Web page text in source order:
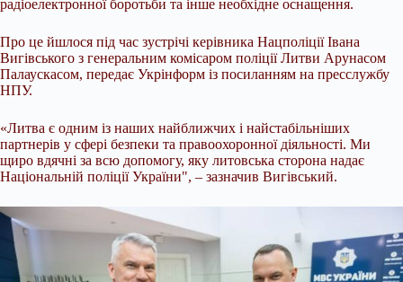
радіоелектронної боротьби та інше необхідне оснащення.
Про це йшлося під час зустрічі керівника Нацполіції Івана
Вигівського з генеральним комісаром поліції Литви Арунасом
Палаускасом, передає Укрінформ із посиланням на пресслужбу
НПУ.
«Литва є одним із наших найближчих і найстабільніших
партнерів у сфері безпеки та правоохоронної діяльності. Ми
щиро вдячні за всю допомогу, яку литовська сторона надає
Національній поліції України", – зазначив Вигівський.